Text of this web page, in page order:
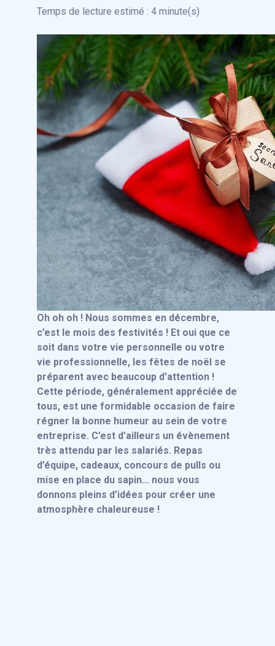
Temps de lecture estimé : 4 minute(s)
Oh oh oh ! Nous sommes en décembre,
c’est le mois des festivités ! Et oui que ce
soit dans votre vie personnelle ou votre
vie professionnelle, les fêtes de noël se
préparent avec beaucoup d’attention !
Cette période, généralement appréciée de
tous, est une formidable occasion de faire
régner la bonne humeur au sein de votre
entreprise. C’est d’ailleurs un évènement
très attendu par les salariés. Repas
d’équipe, cadeaux, concours de pulls ou
mise en place du sapin… nous vous
donnons pleins d’idées pour créer une
atmosphère chaleureuse !